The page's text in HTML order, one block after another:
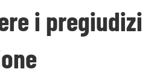
i pregiudizi